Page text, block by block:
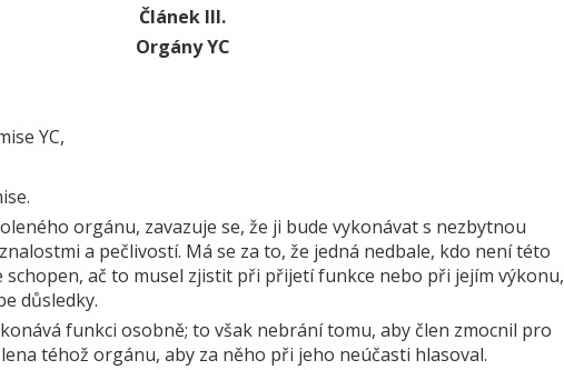
Článek III.
Orgány YC
YC,
orgánu, zavazuje se, že ji bude vykonávat s nezbytnou
a pečlivostí. Má se za to, že jedná nedbale, kdo není této
schopen, ač to musel zjistit při přijetí funkce nebo při jejím výkonu,
důsledky.
funkci osobně; to však nebrání tomu, aby člen zmocnil pro
téhož orgánu, aby za něho při jeho neúčasti hlasoval.